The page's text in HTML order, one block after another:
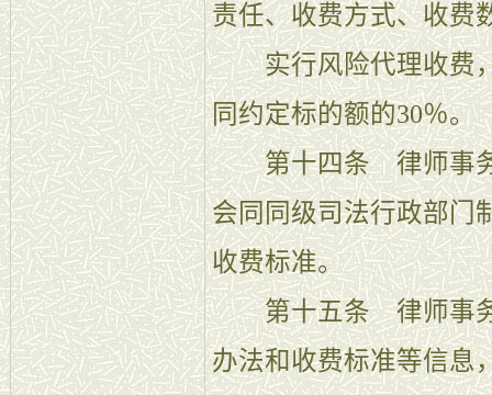
责任、收费方式、收费
实行风险代理收费，
同约定标的额的30％。
第十四条 律师事务
会同同级司法行政部门
收费标准。
第十五条 律师事务
办法和收费标准等信息